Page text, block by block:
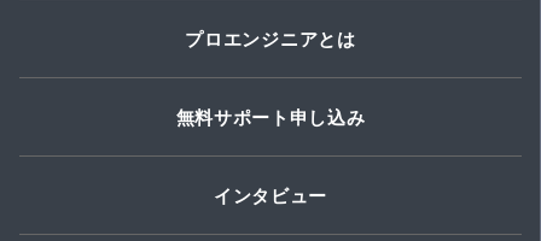
プロエンジニアとは
無料サポート申し込み
インタビュー